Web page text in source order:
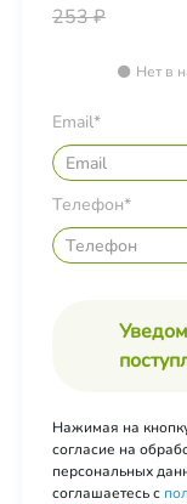
253 ₽
Нет в
Email*
Телефон*
Нажимая на
согласие на
персональных
соглашаетесь с